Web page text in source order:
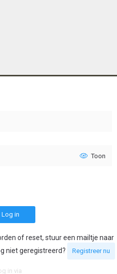
Toon
Log in
of reset, stuur een mailtje naar
niet geregistreerd?
Registreer nu
in via